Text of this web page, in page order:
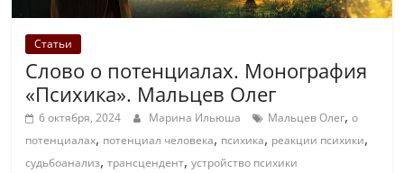
Статьи
Слово о потенциалах. Монография
«Психика». Мальцев Олег
6 октября, 2024 Марина Ильюша Мальцев Олег,о
потенциалах, потенциал человека, психика, реакции психики,
судьбоанализ,трансцендент,устройство психики